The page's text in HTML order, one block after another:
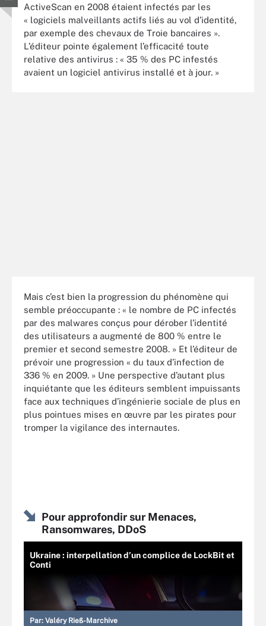
ActiveScan en 2008 étaient infectés par les
« logiciels malveillants actifs liés au vol d’identité,
par exemple des chevaux de Troie bancaires ».
L’éditeur pointe également l’efficacité toute
relative des antivirus : « 35 % des PC infestés
avaient un logiciel antivirus installé et à jour. »
Mais c’est bien la progression du phénomène qui
semble préoccupante : « le nombre de PC infectés
par des malwares conçus pour dérober l’identité
des utilisateurs a augmenté de 800 % entre le
premier et second semestre 2008. » Et l’éditeur de
prévoir une progression « du taux d’infection de
336 % en 2009. » Une perspective d’autant plus
inquiétante que les éditeurs semblent impuissants
face aux techniques d’ingénierie sociale de plus en
plus pointues mises en œuvre par les pirates pour
tromper la vigilance des internautes.
Pour approfondir sur Menaces,
Ransomwares, DDoS
Ukraine : interpellation d’un complice de LockBit et
Conti
Par: Valéry Rieß-Marchive